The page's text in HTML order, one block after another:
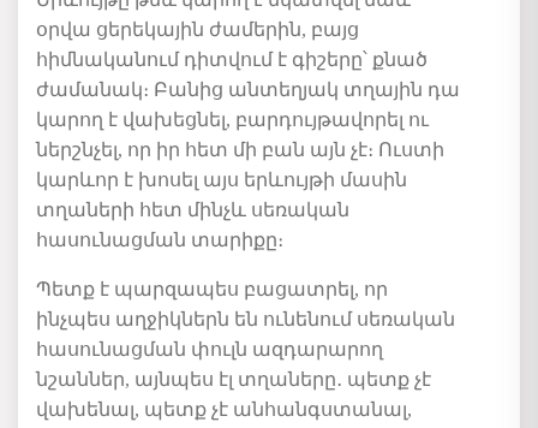
օրվա ցերեկային ժամերին, բայց
հիմնականում դիտվում է գիշերը՝ քնած
ժամանակ։ Բանից անտեղյակ տղային դա
կարող է վախեցնել, բարդույթավորել ու
ներշնչել, որ իր հետ մի բան այն չէ։ Ուստի
կարևոր է խոսել այս երևույթի մասին
տղաների հետ մինչև սեռական
հասունացման տարիքը։
Պետք է պարզապես բացատրել, որ
ինչպես աղջիկներն են ունենում սեռական
հասունացման փուլն ազդարարող
նշաններ, այնպես էլ տղաները․ պետք չէ
վախենալ, պետք չէ անհանգստանալ,